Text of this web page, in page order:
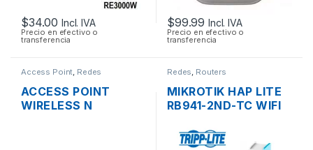
$34.00 Incl. IVA
Precio en efectivo o
transferencia
$99.99 Incl. IVA
Precio en efectivo o
transferencia
Access Point Redes
ACCESS POINT
WIRELESS N
Redes Routers
MIKROTIK HAP LITE
RB941-2ND-TC WIFI
PUERTOS 10/100